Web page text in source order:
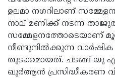
Al-
Fitr
2025
Waqf
Bill
Controversy
Vishu
Festival
2025
Good
Friday
Easter
ഉലമാ നഗറിലാണ്
നാല് മണിക്ക് നടന്ന
സമ്മേളനത്തോടെയാണ്
നീണ്ടുനില്‍ക്കുന്ന
തുടക്കമായത്. ചടങ്ങ് യു
ഖുര്‍ആന്‍ പ്രസിദ്ധീകരണ